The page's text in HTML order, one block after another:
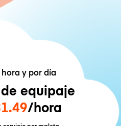
y por día
equipaje
/hora